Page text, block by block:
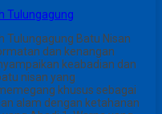
Tulungagung
Tulungagung Batu Nisan
dan kenangan
keabadian dan
nisan yang
khusus sebagai
alam dengan ketahanan